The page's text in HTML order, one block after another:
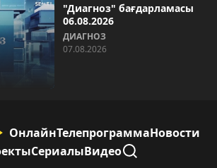
"Диагноз" бағдарламасы
06.08.2026
ДИАГНОЗ
07.08.2026
ОнлайнТелепрограммаНовости
СериалыВидео